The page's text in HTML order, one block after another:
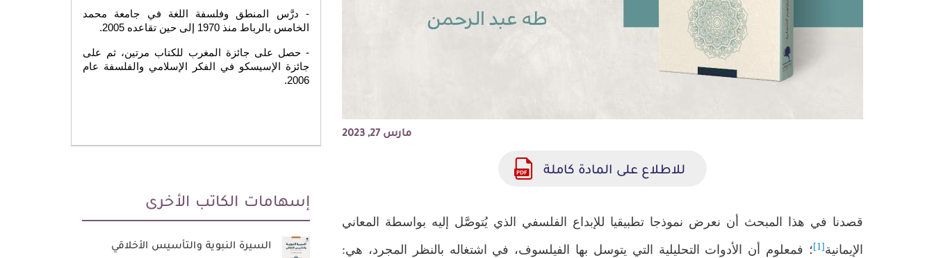
مارس 27, 2023
للاطلاع على المادة كاملة
قصدنا في هذا المبحث أن نعرض نموذجا تطبيقيا للإبداع الفلسفي الذي يُتوصَّل إليه بواسطة المعاني
الإيمانية[1]
؛ فمعلوم أن الأدوات التحليلية التي يتوسل بها الفيلسوف، في اشتغاله بالنظر المجرد، هي:
الخامس بالرباط منذ 1970 إلى حين تقاعده 2005.
2006.
إسهامات الكاتب الأخرى
السيرة النبوية والتأسيس الأخلاقي